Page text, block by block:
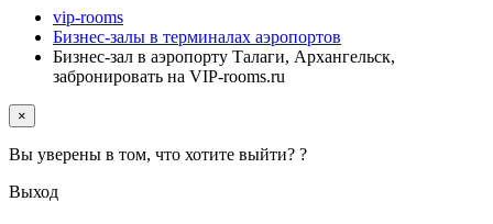
vip-rooms
Бизнес-залы в терминалах аэропортов
Бизнес-зал в аэропорту Талаги, Архангельск,
забронировать на VIP-rooms.ru
×
Вы уверены в том, что хотите выйти? ?
Выход